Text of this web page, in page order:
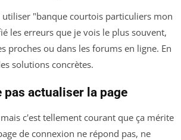
utiliser "banque courtois particuliers mon
les erreurs que je vois le plus souvent,
proches ou dans les forums en ligne. En
solutions concrètes.
pas actualiser la page
c'est tellement courant que ça mérite
de connexion ne répond pas, ne